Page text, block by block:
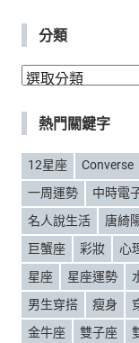
分類
分
熱門關鍵字
12星座 Converse
一周運勢
中時電
名人說生活
唐綺
巨蟹座
彩妝 心
星座
星座運勢
男生穿搭
瘦身
金牛座
雙子座